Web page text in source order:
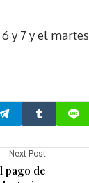
y 7 y el martes
Next Post
pago de